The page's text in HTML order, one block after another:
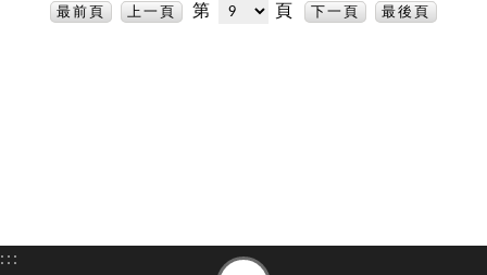
最前頁 上一頁 第 頁 下一頁 最後頁
:::